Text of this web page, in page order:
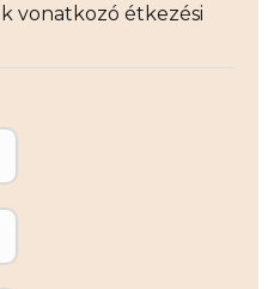
vonatkozó étkezési